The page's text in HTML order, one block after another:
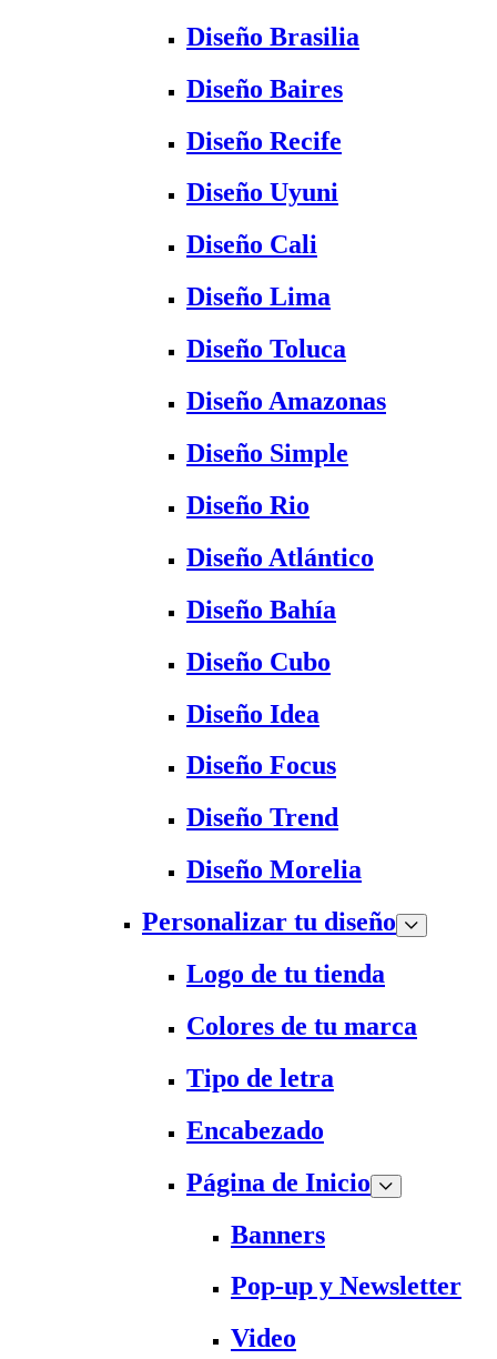
Diseño Brasilia
Diseño Baires
Diseño Recife
Diseño Uyuni
Diseño Cali
Diseño Lima
Diseño Toluca
Diseño Amazonas
Diseño Simple
Diseño Rio
Diseño Atlántico
Diseño Bahía
Diseño Cubo
Diseño Idea
Diseño Focus
Diseño Trend
Diseño Morelia
Personalizar tu diseño
Logo de tu tienda
Colores de tu marca
Tipo de letra
Encabezado
Página de Inicio
Banners
Pop-up y Newsletter
Video